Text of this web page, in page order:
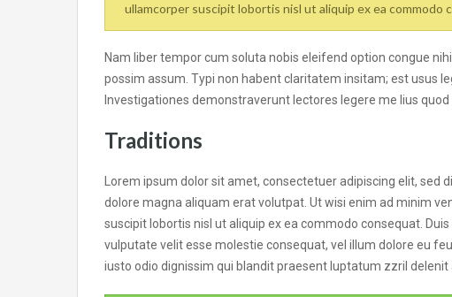
ullamcorper suscipit lobortis nisl ut aliquip ex ea commodo
Nam liber tempor cum soluta nobis eleifend option congue
possim assum. Typi non habent claritatem insitam; est usus
Investigationes demonstraverunt lectores legere me lius quod
Traditions
Lorem ipsum dolor sit amet, consectetuer adipiscing elit,
dolore magna aliquam erat volutpat. Ut wisi enim ad minim
suscipit lobortis nisl ut aliquip ex ea commodo consequat.
vulputate velit esse molestie consequat, vel illum dolore eu
iusto odio dignissim qui blandit praesent luptatum zzril